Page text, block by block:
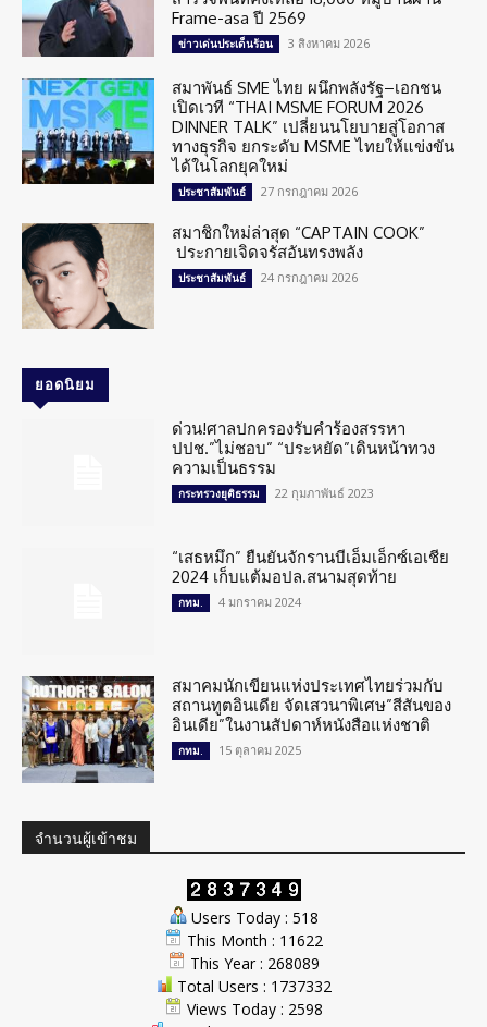
Frame-asa ปี 2569
ข่าวเด่นประเด็นร้อน 3 สิงหาคม 2026
สมาพันธ์ SME ไทย ผนึกพลังรัฐ–เอกชน
เปิดเวที “THAI MSME FORUM 2026
DINNER TALK” เปลี่ยนนโยบายสู่โอกาส
ทางธุรกิจ ยกระดับ MSME ไทยให้แข่งขัน
ได้ในโลกยุคใหม่
ประชาสัมพันธ์ 27 กรกฎาคม 2026
สมาชิกใหม่ล่าสุด “CAPTAIN COOK”
ประกายเจิดจรัสอันทรงพลัง
ประชาสัมพันธ์ 24 กรกฎาคม 2026
ยอดนิยม
ด่วน!ศาลปกครองรับคำร้องสรรหา
ปปช.”ไม่ชอบ” “ประหยัด”เดินหน้าทวง
ความเป็นธรรม
กระทรวงยุติธรรม 22 กุมภาพันธ์ 2023
“เสธหมึก” ยืนยันจักรานบีเอ็มเอ็กซ์เอเชีย
2024 เก็บแต้มอปล.สนามสุดท้าย
กทม. 4 มกราคม 2024
สมาคมนักเขียนแห่งประเทศไทยร่วมกับ
สถานทูตอินเดีย จัดเสวนาพิเศษ”สีสันของ
อินเดีย”ในงานสัปดาห์หนังสือแห่งชาติ
กทม. 15 ตุลาคม 2025
จำนวนผู้เข้าชม
Users Today : 518
This Month : 11622
This Year : 268089
Total Users : 1737332
Views Today : 2598